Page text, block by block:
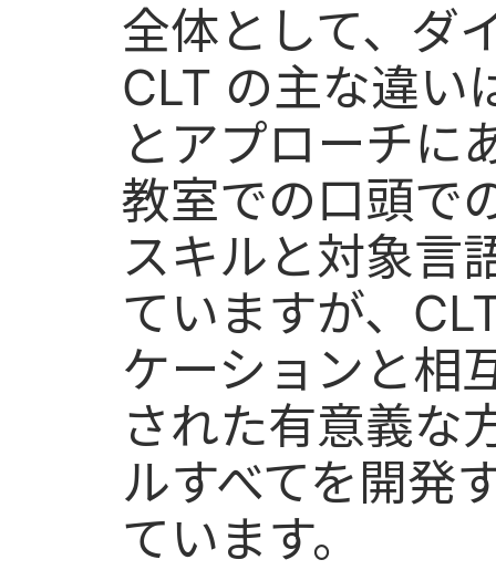
全体として、ダ
CLT の主な違い
とアプローチに
教室での口頭で
スキルと対象言
ていますが、
ケーションと相
された有意義な
ルすべてを開発
ています。